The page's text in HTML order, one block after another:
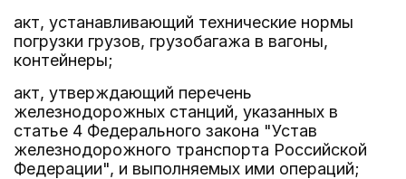
акт, устанавливающий технические нормы
погрузки грузов, грузобагажа в вагоны,
контейнеры;
акт, утверждающий перечень
железнодорожных станций, указанных в
статье 4 Федерального закона "Устав
железнодорожного транспорта Российской
Федерации", и выполняемых ими операций;